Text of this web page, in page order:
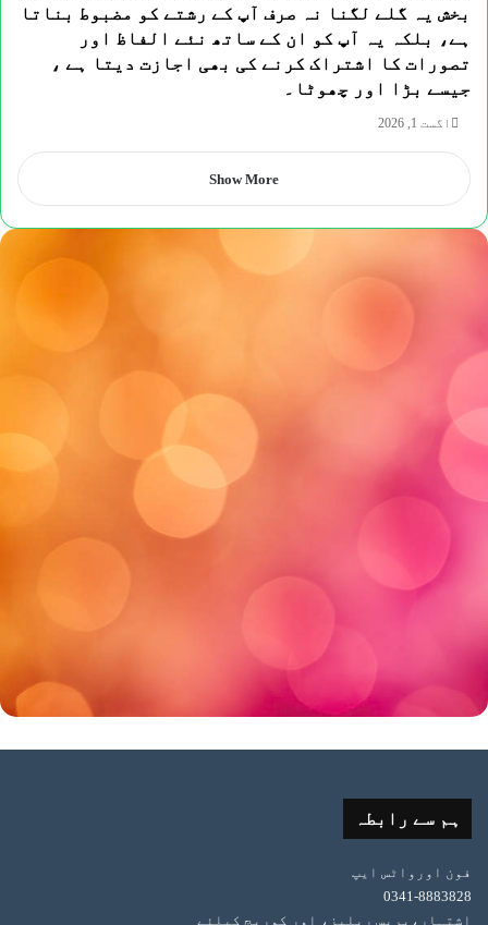
بخش یہ گلے لگنا نہ صرف آپ کے رشتے کو مضبوط بناتا
ہے، بلکہ یہ آپ کو ان کے ساتھ نئے الفاظ اور
تصورات کا اشتراک کرنے کی بھی اجازت دیتا ہے ،
جیسے بڑا اور چھوٹا۔
اگست 1, 2026
Show More
ہم سے رابطہ
فون اورواٹس ایپ
0341-8883828
اشتہار،پریس ریلیز، اور کوریج کیلئے